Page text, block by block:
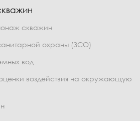
скважин
охраны (ЗСО)
вод
воздействия на окружающую